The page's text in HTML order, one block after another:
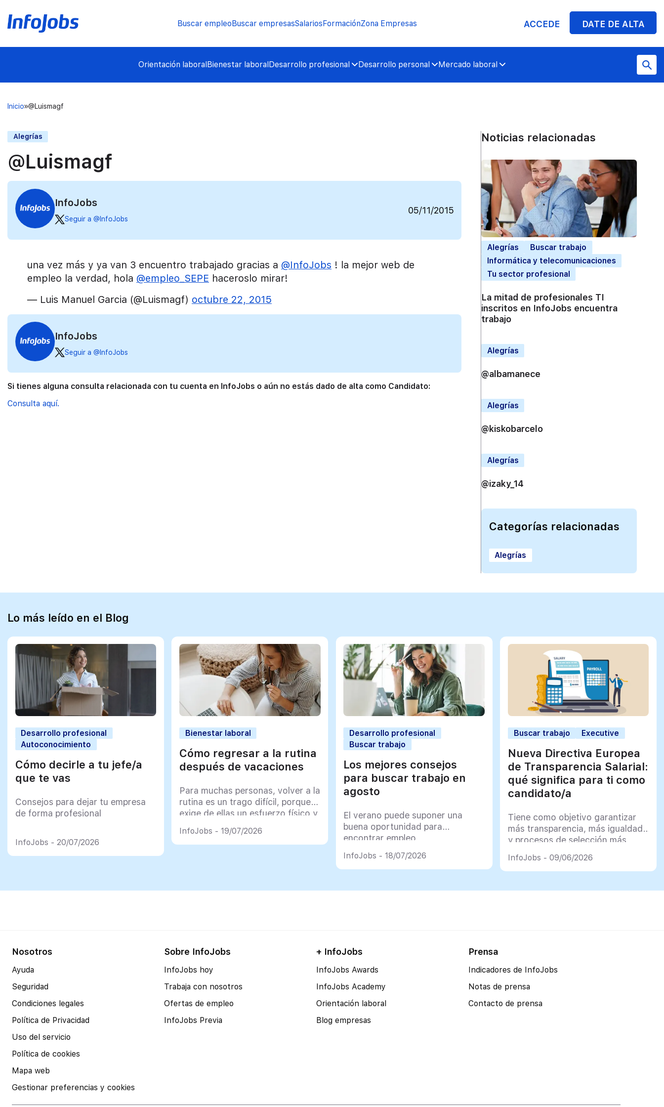
Buscar empleoBuscar empresasSalariosFormaciónZona Empresas ACCEDE DATE DE ALTA
Orientación laboralBienestar laboralDesarrollo profesional Desarrollo personal Mercado laboral
Inicio @Luismagf
Alegrías
@Luismagf
InfoJobs
Seguir a @InfoJobs
05/11/2015
una vez más y ya van 3 encuentro trabajado gracias a @InfoJobs ! la mejor web de
empleo la verdad, hola @empleo_SEPE haceroslo mirar!
— Luis Manuel Garcia (@Luismagf) octubre 22, 2015
InfoJobs
Seguir a @InfoJobs
Si tienes alguna consulta relacionada con tu cuenta en InfoJobs o aún no estás dado de alta como Candidato:
Consulta aquí.
Noticias relacionadas
Alegrías
Buscar trabajo
Informática y telecomunicaciones
Tu sector profesional
La mitad de profesionales TI
inscritos en InfoJobs encuentra
trabajo
Alegrías
@albamanece
Alegrías
@kiskobarcelo
Alegrías
@izaky_14
Categorías relacionadas
Alegrías
Lo más leído en el Blog
Desarrollo profesional
Autoconocimiento
Cómo decirle a tu jefe/a
que te vas
Consejos para dejar tu empresa
de forma profesional
InfoJobs - 20/07/2026
Bienestar laboral
Cómo regresar a la rutina
después de vacaciones
Para muchas personas, volver a la
rutina es un trago difícil, porque
exige de ellas un esfuerzo físico y
InfoJobs - 19/07/2026
Desarrollo profesional
Buscar trabajo
Los mejores consejos
para buscar trabajo en
agosto
El verano puede suponer una
buena oportunidad para
encontrar empleo
InfoJobs - 18/07/2026
Buscar trabajo Executive
Nueva Directiva Europea
de Transparencia Salarial:
qué significa para ti como
candidato/a
Tiene como objetivo garantizar
más transparencia, más igualdad
y procesos de selección más
InfoJobs - 09/06/2026
Nosotros
Ayuda
Seguridad
Condiciones legales
Política de Privacidad
Uso del servicio
Política de cookies
Mapa web
Gestionar preferencias y cookies
Sobre InfoJobs
InfoJobs hoy
Trabaja con nosotros
Ofertas de empleo
InfoJobs Previa
+ InfoJobs
InfoJobs Awards
InfoJobs Academy
Orientación laboral
Blog empresas
Prensa
Indicadores de InfoJobs
Notas de prensa
Contacto de prensa